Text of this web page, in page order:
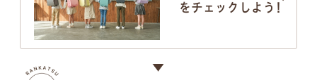
をチェックしよう!